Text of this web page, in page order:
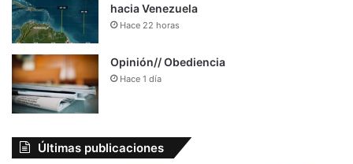
hacia Venezuela
Hace 22 horas
Opinión// Obediencia
Hace 1 día
Últimas publicaciones